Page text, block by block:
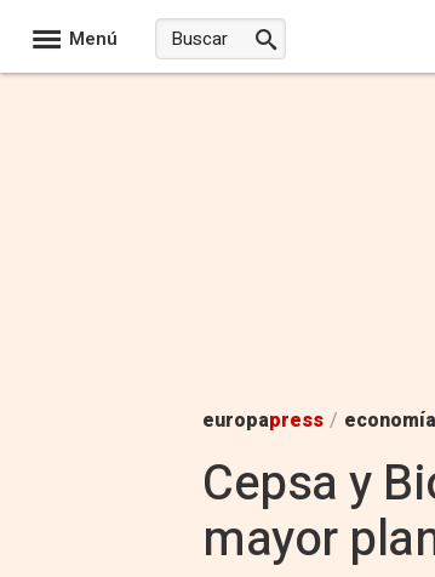
Menú
europapress /
Cepsa y
mayor